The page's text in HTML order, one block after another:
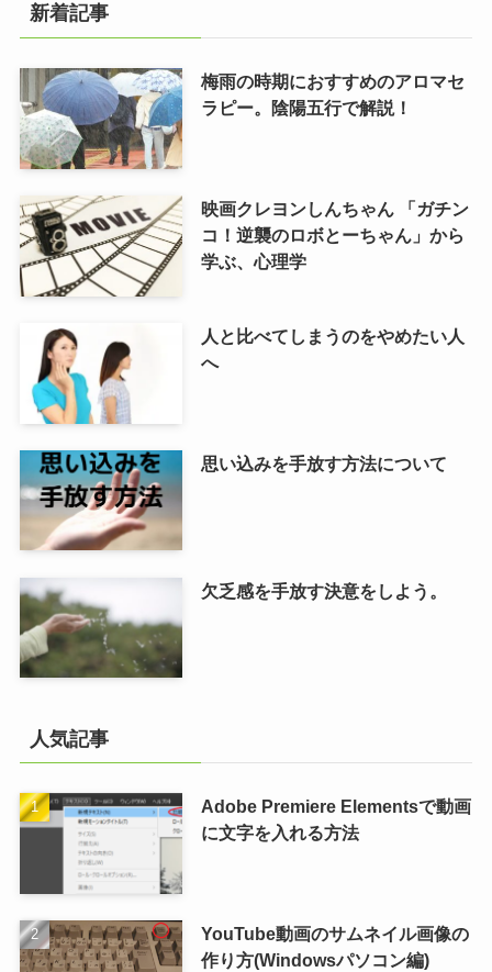
新着記事
梅雨の時期におすすめのアロマセ
ラピー。陰陽五行で解説！
映画クレヨンしんちゃん 「ガチン
コ！逆襲のロボとーちゃん」から
学ぶ、心理学
人と比べてしまうのをやめたい人
へ
思い込みを手放す方法について
欠乏感を手放す決意をしよう。
人気記事
Adobe Premiere Elementsで動画
に文字を入れる方法
YouTube動画のサムネイル画像の
作り方(Windowsパソコン編)